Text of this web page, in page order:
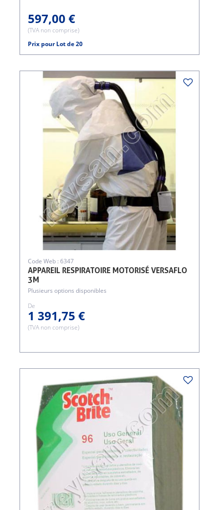
597,00 €
(TVA non comprise)
Prix pour Lot de 20
APPAREIL RESPIRATOIRE MOTORISÉ VERSAFLO
3M
Code Web : 6347
Plusieurs options disponibles
De
1 391,75 €
(TVA non comprise)